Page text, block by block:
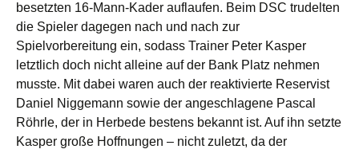
besetzten 16-Mann-Kader auflaufen. Beim DSC trudelten
die Spieler dagegen nach und nach zur
Spielvorbereitung ein, sodass Trainer Peter Kasper
letztlich doch nicht alleine auf der Bank Platz nehmen
musste. Mit dabei waren auch der reaktivierte Reservist
Daniel Niggemann sowie der angeschlagene Pascal
Röhrle, der in Herbede bestens bekannt ist. Auf ihn setzte
Kasper große Hoffnungen – nicht zuletzt, da der